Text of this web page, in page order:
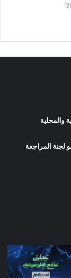
والمحلية
لجنة المراجعة